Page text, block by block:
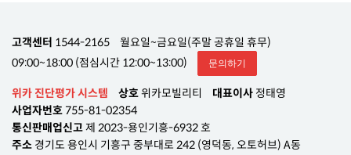
고객센터 1544-2165
월요일~금요일(주말 공휴일 휴무)
09:00~18:00 (점심시간 12:00~13:00)
문의하기
위카 진단평가 시스템 상호위카모빌리티 대표이사 정태영
사업자번호 755-81-02354
통신판매업신고제 2023-용인기흥-6932 호
주소 경기도 용인시 기흥구 중부대로 242 (영덕동, 오토허브) A동